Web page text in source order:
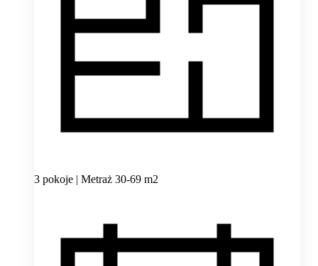
3 pokoje | Metraż 30-69 m2